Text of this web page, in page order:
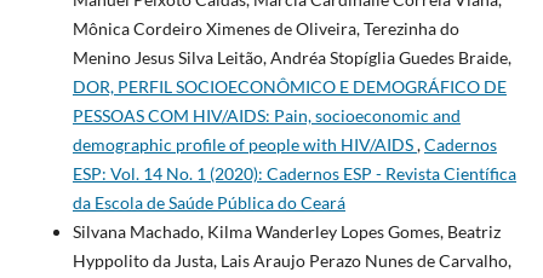
Mônica Cordeiro Ximenes de Oliveira, Terezinha do
Menino Jesus Silva Leitão, Andréa Stopíglia Guedes Braide,
DOR, PERFIL SOCIOECONÔMICO E DEMOGRÁFICO DE
PESSOAS COM HIV/AIDS: Pain, socioeconomic and
demographic profile of people with HIV/AIDS,Cadernos
ESP: Vol. 14 No. 1 (2020): Cadernos ESP - Revista Cientí­fica
da Escola de Saúde Pública do Ceará
Silvana Machado, Kilma Wanderley Lopes Gomes, Beatriz
Hyppolito da Justa, Lais Araujo Perazo Nunes de Carvalho,